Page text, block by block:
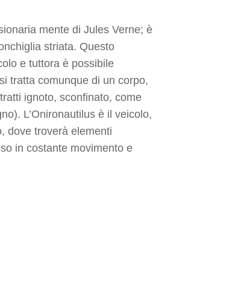
mente di Jules Verne; è
striata. Questo
e tuttora è possibile
tratta comunque di un corpo,
ignoto, sconfinato, come
L’Onironautilus è il veicolo,
dove troverà elementi
in costante movimento e